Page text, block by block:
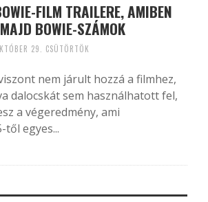
FILM TRAILERE, AMIBEN
BOWIE-SZÁMOK
29. CSÜTÖRTÖK
nem járult hozzá a filmhez,
dalocskát sem használhatott fel,
a végeredmény, ami
egyes...